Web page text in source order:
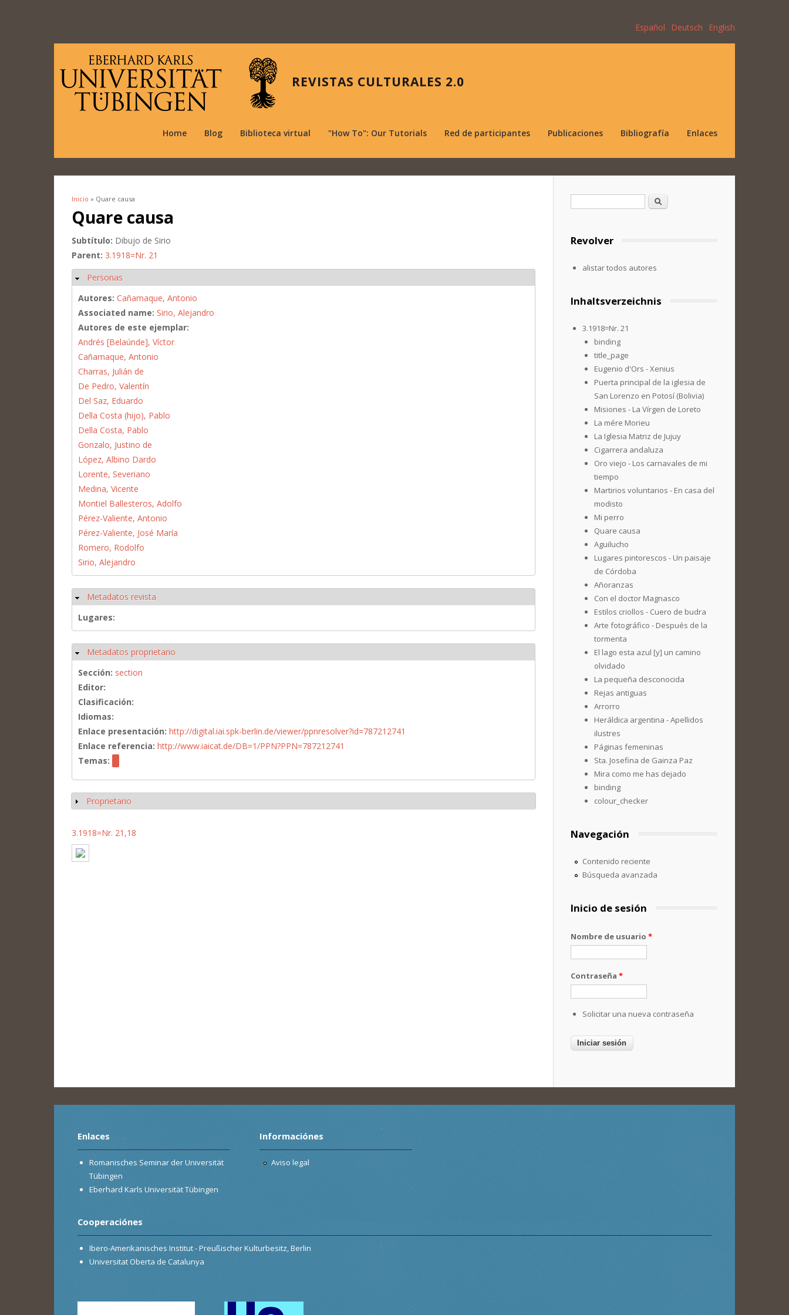
Español Deutsch English
REVISTAS CULTURALES 2.0
Home Blog Biblioteca virtual "How To": Our Tutorials Red de participantes Publicaciones Bibliografía Enlaces
Se encuentra usted aquí
Inicio » Quare causa
Quare causa
Subtítulo: Dibujo de Sirio
Parent: 3.1918=Nr. 21
Ocultar
Personas
Autores: Cañamaque, Antonio
Associated name: Sirio, Alejandro
Autores de este ejemplar:
Andrés [Belaúnde], Víctor
Cañamaque, Antonio
Charras, Julián de
De Pedro, Valentín
Del Saz, Eduardo
Della Costa (hijo), Pablo
Della Costa, Pablo
Gonzalo, Justino de
López, Albino Dardo
Lorente, Severiano
Medina, Vicente
Montiel Ballesteros, Adolfo
Pérez-Valiente, Antonio
Pérez-Valiente, José María
Romero, Rodolfo
Sirio, Alejandro
Ocultar
Metadatos revista
Lugares:
Ocultar
Metadatos proprietario
Sección: section
Editor:
Clasificación:
Idiomas:
Enlace presentación: http://digital.iai.spk-berlin.de/viewer/ppnresolver?id=787212741
Enlace referencia: http://www.iaicat.de/DB=1/PPN?PPN=787212741
Temas:
Mostrar
Proprietario
3.1918=Nr. 21,18
Formulario de búsqueda
Buscar
Revolver
alistar todos autores
Inhaltsverzeichnis
3.1918=Nr. 21
binding
title_page
Eugenio d'Ors - Xenius
Puerta principal de la iglesia de
San Lorenzo en Potosí (Bolivia)
Misiones - La Vírgen de Loreto
La mére Morieu
La Iglesia Matriz de Jujuy
Cigarrera andaluza
Oro viejo - Los carnavales de mi
tiempo
Martirios voluntarios - En casa del
modisto
Mi perro
Quare causa
Aguilucho
Lugares pintorescos - Un paisaje
de Córdoba
Añoranzas
Con el doctor Magnasco
Estilos criollos - Cuero de budra
Arte fotográfico - Después de la
tormenta
El lago esta azul [y] un camino
olvidado
La pequeña desconocida
Rejas antiguas
Arrorro
Heráldica argentina - Apellidos
ilustres
Páginas femeninas
Sta. Josefina de Gainza Paz
Mira como me has dejado
binding
colour_checker
Navegación
Contenido reciente
Búsqueda avanzada
Inicio de sesión
Nombre de usuario *
Contraseña *
Solicitar una nueva contraseña
Enlaces
Romanisches Seminar der Universität
Tübingen
Eberhard Karls Universität Tübingen
Informaciónes
Aviso legal
Cooperaciónes
Ibero-Amerikanisches Institut - Preußischer Kulturbesitz, Berlin
Universitat Oberta de Catalunya